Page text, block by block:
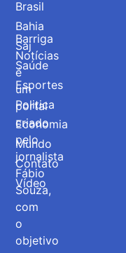
Barriga
Notícias
é
um
portal
criado
pelo
jornalista
Fábio
Souza,
com
o
objetivo
Brasil
Bahia
Saj
Saúde
Esportes
Politica
Economia
Mundo
Contato
Vídeo